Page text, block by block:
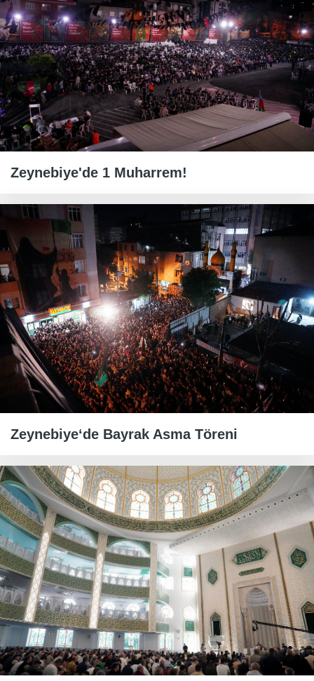
Zeynebiye'de 1 Muharrem!
Zeynebiye‘de Bayrak Asma Töreni